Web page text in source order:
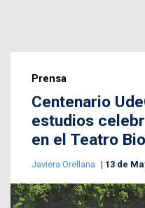
Prensa
Centenario
estudios
en el Teatro
Javiera Orellana 13 de